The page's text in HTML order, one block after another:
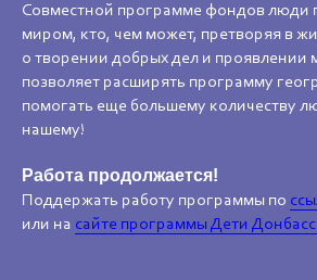
Совместной программе фондов люди
миром, кто, чем может, претворяя в
о творении добрых дел и проявлении
позволяет расширять программу
помогать еще большему количеству
нашему!
Работа продолжается!
Поддержать работу программы по
или на сайте программы Дети